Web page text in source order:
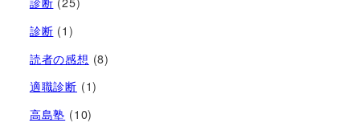
診断 (1)
読者の感想 (8)
適職診断 (1)
高島塾 (10)